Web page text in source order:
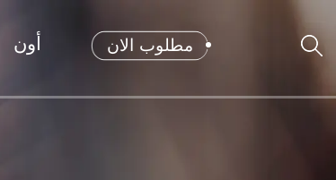
أون مطلوب الان